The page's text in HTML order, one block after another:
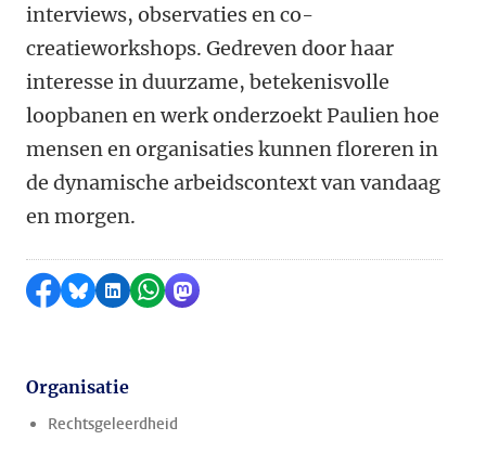
interviews, observaties en co-
creatieworkshops. Gedreven door haar
interesse in duurzame, betekenisvolle
loopbanen en werk onderzoekt Paulien hoe
mensen en organisaties kunnen floreren in
de dynamische arbeidscontext van vandaag
en morgen.
Delen op Facebook
Delen via Bluesky
Delen op LinkedIn
Delen via WhatsApp
Delen via Mastodon
Organisatie
Rechtsgeleerdheid